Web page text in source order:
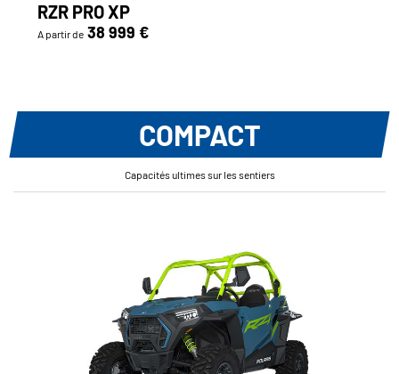
RZR PRO XP
A partir de 38 999 €
COMPACT
Capacités ultimes sur les sentiers